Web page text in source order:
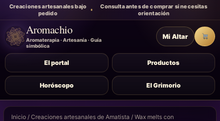
Creaciones artesanales bajo
pedido
Consulta antes de comprar si necesitas
orientación
Aromachio
Aromaterapia · Artesanía · Guía
simbólica
El portal Productos
Horóscopo El Grimorio
Mi Altar
Inicio / Creaciones artesanales de Amatista / Wax melts con